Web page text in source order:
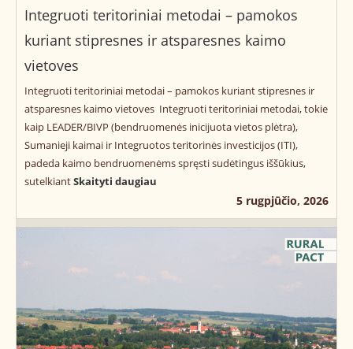
Integruoti teritoriniai metodai – pamokos
kuriant stipresnes ir atsparesnes kaimo
vietoves
Integruoti teritoriniai metodai – pamokos kuriant stipresnes ir
atsparesnes kaimo vietoves Integruoti teritoriniai metodai, tokie
kaip LEADER/BIVP (bendruomenės inicijuota vietos plėtra),
Sumanieji kaimai ir Integruotos teritorinės investicijos (ITI),
padeda kaimo bendruomenėms spręsti sudėtingus iššūkius,
sutelkiantSkaityti daugiau
5 rugpjūčio, 2026